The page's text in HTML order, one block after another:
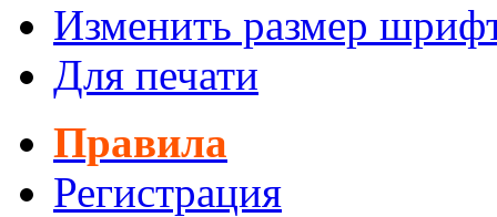
Изменить размер
Для печати
Правила
Регистрация